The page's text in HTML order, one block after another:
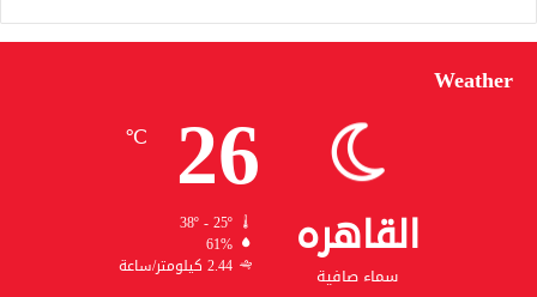
Weather
القاهره
سماء صافية
26
℃
38º - 25º
61%
2.44 كيلومتر/ساعة